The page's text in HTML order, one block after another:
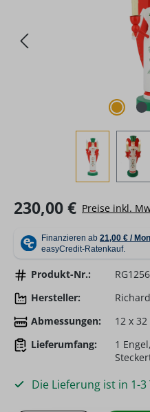
Regulärer Preis:
230,00 € Preise inkl.
Produkt-Nr.:
Hersteller:
Abmessungen:
12 x
Lieferumfang:
1
Die Lieferung ist in 1-